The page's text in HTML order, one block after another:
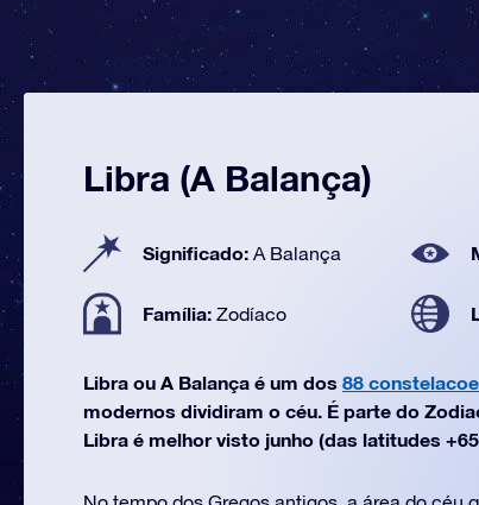
Libra (A Balança)
Significado: A Balança
Família: Zodíaco
Libra ou A Balança é um dos 88
modernos dividiram o céu. É parte do
Libra é melhor visto junho (das latitudes